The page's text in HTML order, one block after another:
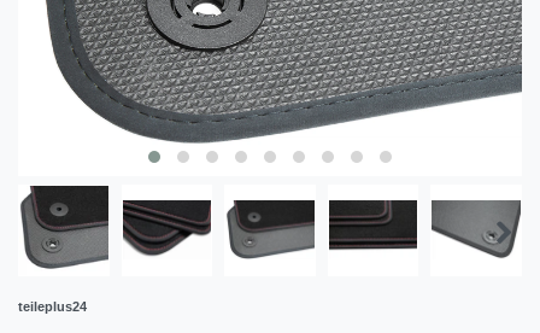
teileplus24